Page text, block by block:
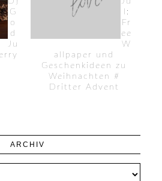
G
o
d
Ju
l:
Fr
ee
W
allpaper und
Geschenkideen zu
Weihnachten #
Dritter Advent
ARCHIV